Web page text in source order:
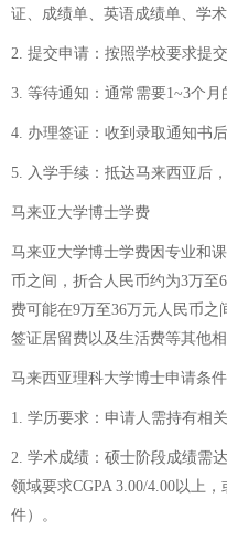
证、成绩单、英语成绩单、学术
2. 提交申请：按照学校要求提
3. 等待通知：通常需要1~3个月
4. 办理签证：收到录取通知书
5. 入学手续：抵达马来西亚后
马来亚大学博士学费
马来亚大学博士学费因专业和
币之间，折合人民币约为3万至
费可能在9万至36万元人民币之
签证居留费以及生活费等其他相
马来西亚理科大学博士申请条件
1. 学历要求：申请人需持有相
2. 学术成绩：硕士阶段成绩需
领域要求CGPA 3.00/4.00以上
件）。